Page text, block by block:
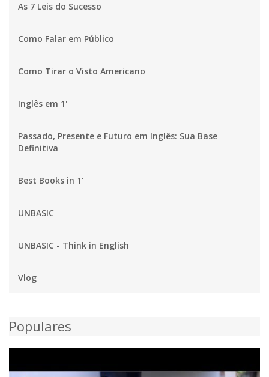
As 7 Leis do Sucesso
Como Falar em Público
Como Tirar o Visto Americano
Inglês em 1'
Passado, Presente e Futuro em Inglês: Sua Base
Definitiva
Best Books in 1'
UNBASIC
UNBASIC - Think in English
Vlog
Populares